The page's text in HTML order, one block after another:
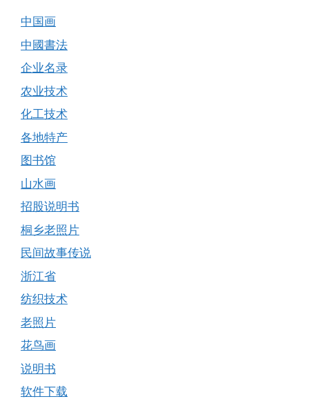
中国画
中國書法
企业名录
农业技术
化工技术
各地特产
图书馆
山水画
招股说明书
桐乡老照片
民间故事传说
浙江省
纺织技术
老照片
花鸟画
说明书
软件下载